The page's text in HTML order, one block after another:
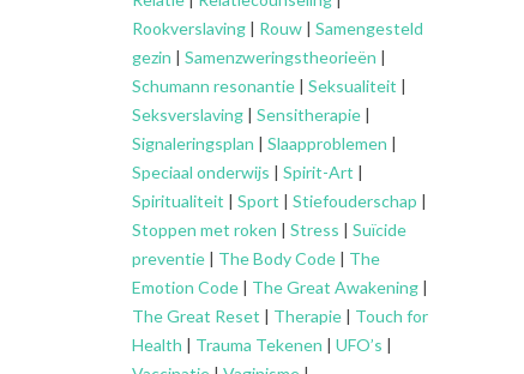
Rookverslaving | Rouw | Samengesteld
gezin | Samenzweringstheorieën |
Schumann resonantie | Seksualiteit |
Seksverslaving | Sensitherapie |
Signaleringsplan | Slaapproblemen |
Speciaal onderwijs | Spirit-Art |
Spiritualiteit | Sport | Stiefouderschap |
Stoppen met roken | Stress | Suïcide
preventie | The Body Code | The
Emotion Code | The Great Awakening |
The Great Reset | Therapie | Touch for
Health | Trauma Tekenen | UFO’s |